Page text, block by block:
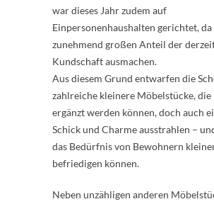
war dieses Jahr zudem auf
Einpersonenhaushalten gerichtet, da
zunehmend großen Anteil der
Kundschaft ausmachen.
Aus diesem Grund entwarfen die
zahlreiche kleinere Möbelstücke, die
ergänzt werden können, doch auch
Schick und Charme ausstrahlen –
das Bedürfnis von Bewohnern
befriedigen können.
Neben unzähligen anderen